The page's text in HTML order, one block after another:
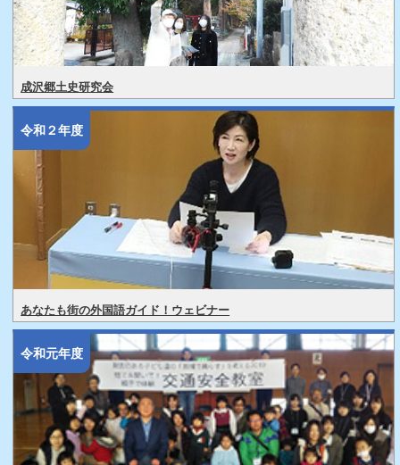
成沢郷土史研究会
令和２年度
あなたも街の外国語ガイド！ウェビナー
令和元年度